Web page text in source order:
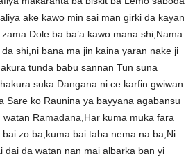
ake kawo min sai man girki da kayan
Dole ba ba’a kawo mana shi,Nama
shi,ni bana ma jin kaina yaran nake ji
tunda babu sannan Tun suna
suka Dangana ni ce karfin gwiwan
Sare ko Raunina ya bayyana agabansu
Ramadana,Har kuma muka fara
zo ba,kuma bai taba nema na ba,Ni
dai da watan nan mai albarka ban yi